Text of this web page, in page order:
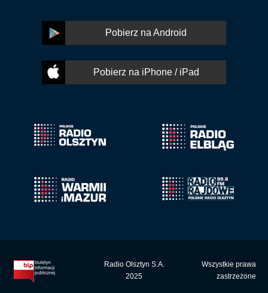
Pobierz na Android
Pobierz na iPhone / iPad
Radio Olsztyn S.A.
2025
Wszystkie prawa
zastrzeżone